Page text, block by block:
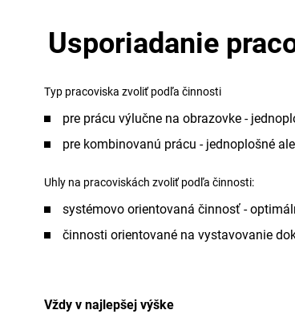
Usporiadanie
Typ pracoviska zvoliť podľa činnosti
pre prácu výlučne na obrazovke -
pre kombinovanú prácu - jednoplošné
Uhly na pracoviskách zvoliť podľa činnosti:
systémovo orientovaná činnosť -
činnosti orientované na vystavovanie
Vždy v najlepšej výške